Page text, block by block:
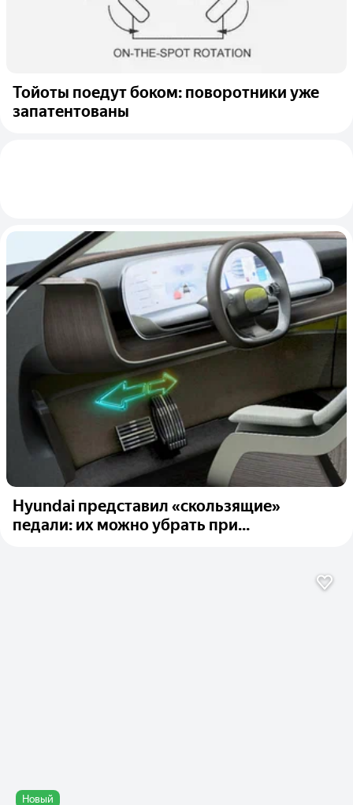
Тойоты поедут боком: поворотники уже
запатентованы
Hyundai представил «скользящие»
педали: их можно убрать при...
Новый